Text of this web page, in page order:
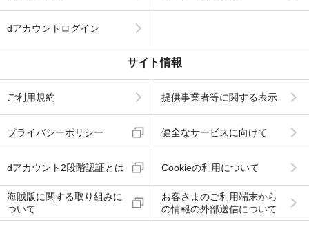
dアカウントログイン
サイト情報
ご利用規約 提供事業者等に関する表示
プライバシーポリシー 健全なサービスに向けて
dアカウント2段階認証とは Cookieの利用について
海賊版に関する取り組みに
ついて
お客さまのご利用端末から
の情報の外部送信について